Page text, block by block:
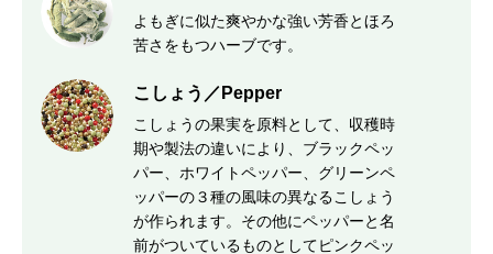
よもぎに似た爽やかな強い芳香とほろ
苦さをもつハーブです。
こしょう／Pepper
こしょうの果実を原料として、収穫時
期や製法の違いにより、ブラックペッ
パー、ホワイトペッパー、グリーンペ
ッパーの３種の風味の異なるこしょう
が作られます。その他にペッパーと名
前がついているものとしてピンクペッ